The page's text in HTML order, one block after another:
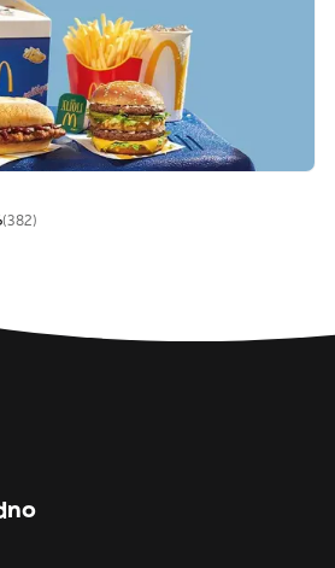
(382)